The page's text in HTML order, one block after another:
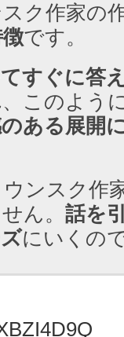
ク作家の
です。
すぐに答
このよう
ある展開
ンスク作
ん。 話を
にいくの